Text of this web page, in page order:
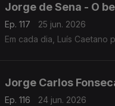
Jorge de Sena - O
Ep. 117
25 jun. 2026
Em cada dia, Luís
Jorge Carlos
Ep. 116
24 jun. 2026